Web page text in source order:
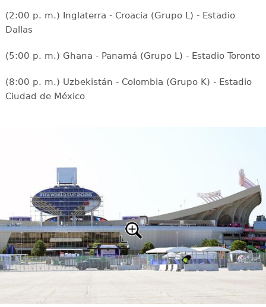
(2:00 p. m.) Inglaterra - Croacia (Grupo L) - Estadio
Dallas
(5:00 p. m.) Ghana - Panamá (Grupo L) - Estadio Toronto
(8:00 p. m.) Uzbekistán - Colombia (Grupo K) - Estadio
Ciudad de México